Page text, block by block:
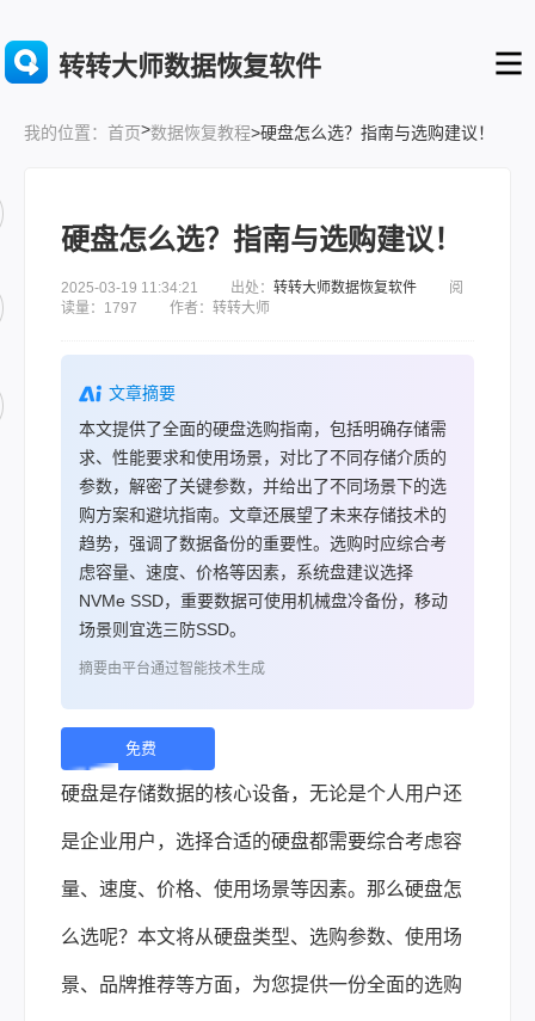
转转大师数据恢复软件
我的位置： 首页>数据恢复教程>硬盘怎么选？指南与选购建议！
硬盘怎么选？指南与选购建议！
2025-03-19 11:34:21 出处： 转转大师数据恢复软件 阅
读量：1797 作者：转转大师
文章摘要
本文提供了全面的硬盘选购指南，包括明确存储需
求、性能要求和使用场景，对比了不同存储介质的
参数，解密了关键参数，并给出了不同场景下的选
购方案和避坑指南。文章还展望了未来存储技术的
趋势，强调了数据备份的重要性。选购时应综合考
虑容量、速度、价格等因素，系统盘建议选择
NVMe SSD，重要数据可使用机械盘冷备份，移动
场景则宜选三防SSD。
摘要由平台通过智能技术生成
免费
下
载 |
硬盘是存储数据的核心设备，无论是个人用户还
是企业用户，选择合适的硬盘都需要综合考虑容
量、速度、价格、使用场景等因素。那么硬盘怎
么选呢？本文将从硬盘类型、选购参数、使用场
景、品牌推荐等方面，为您提供一份全面的选购